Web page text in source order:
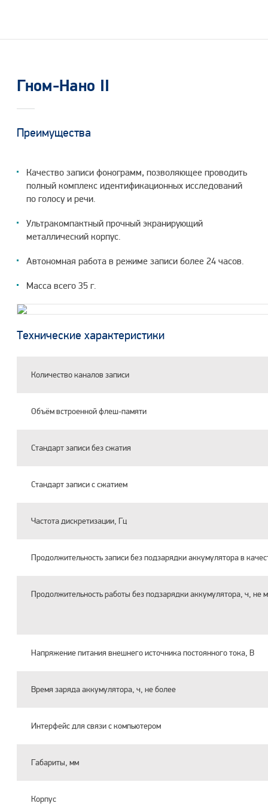
Гном-Нано II
Преимущества
Качество записи фонограмм, позволяющее проводить
полный комплекс идентификационных исследований
по голосу и речи.
Ультракомпактный прочный экранирующий
металлический корпус.
Автономная работа в режиме записи более 24 часов.
Масса всего 35 г.
Технические характеристики
Количество каналов записи
Объём встроенной флеш-памяти
Стандарт записи без сжатия
Стандарт записи с сжатием
Частота дискретизации, Гц
Продолжительность записи без подзарядки аккумулятора в
Продолжительность работы без подзарядки аккумулятора, ч, не
Напряжение питания внешнего источника постоянного тока, В
Время заряда аккумулятора, ч, не более
Интерфейс для связи с компьютером
Габариты, мм
Корпус